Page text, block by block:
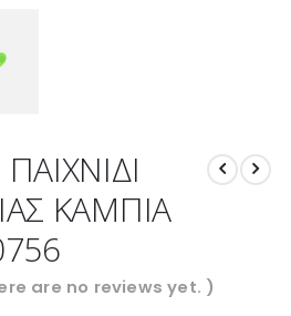
ΚΑΜΠΙΑ
are no reviews yet. )